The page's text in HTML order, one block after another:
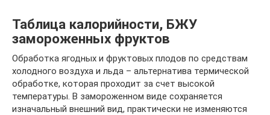
Таблица калорийности, БЖУ
замороженных фруктов
Обработка ягодных и фруктовых плодов по средствам
холодного воздуха и льда – альтернатива термической
обработке, которая проходит за счет высокой
температуры. В замороженном виде сохраняется
изначальный внешний вид, практически не изменяются